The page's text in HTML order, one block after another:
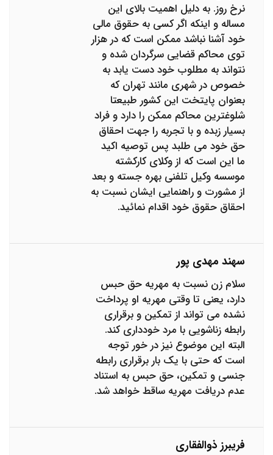
نرخ روز. به دلیل اهمیت بالای این
مساله و اینکه اگر کسی به حقوق مالی
خود آشنا نباشد ممکن است که در هزار
توی محاکم قضایی سرگردان شده و
نتواند به مطلوب خود دست یابد به
خصوص در شهری مانند تهران که
بعنوان پایتخت این کشور طبیعتا
شلوغترین محاکم ممکن را دارد و فراد
بسیار زبده و با تجربه را جهت احقاق
حق خود می طلبد پس توصیه اکید
ما این است که از وکلای کارکشته
موسسه وکیل تلفنی بهره جسته و بعد
از مشورت و راهنمایی ایشان نسبت به
احقاق حقوق خود اقدام نمائید.
سهند مهدی پور
سلام زن نسبت به مهریه حق حبس
دارد، یعنی تا وقتی مهریه او پرداخت
نشده می تواند از تمکین و برقراری
رابطه زناشویی با مرد خودداری کند.
البته این موضوع نیز در خور توجه
است که حتی با یک بار برقراری رابطه
جنسی و تمکین، حق حبس به استناد
عدم دریافت مهریه ساقط خواهد شد.
فریبرز ذوالفقاری